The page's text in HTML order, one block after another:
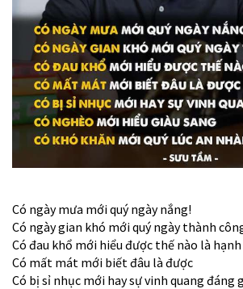
Có ngày mưa mới quý ngày nắng!
Có ngày gian khó mới quý ngày thành
Có đau khổ mới hiểu được thế nào là
Có mất mát mới biết đâu là được
Có bị sỉ nhục mới hay sự vinh quang đáng